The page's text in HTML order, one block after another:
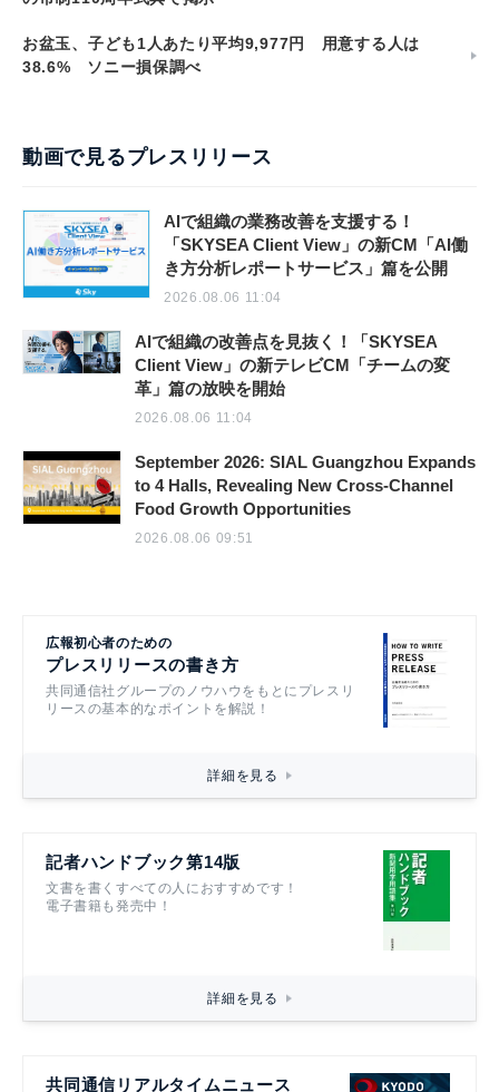
お盆玉、子ども1人あたり平均9,977円 用意する人は
38.6% ソニー損保調べ
動画で見るプレスリリース
AIで組織の業務改善を支援する！
「SKYSEA Client View」の新CM「AI働
き方分析レポートサービス」篇を公開
2026.08.06 11:04
AIで組織の改善点を見抜く！「SKYSEA
Client View」の新テレビCM「チームの変
革」篇の放映を開始
2026.08.06 11:04
September 2026: SIAL Guangzhou Expands
to 4 Halls, Revealing New Cross-Channel
Food Growth Opportunities
2026.08.06 09:51
広報初心者のための
プレスリリースの書き方
共同通信社グループのノウハウをもとにプレスリ
リースの基本的なポイントを解説！
詳細を見る
記者ハンドブック第14版
文書を書くすべての人におすすめです！
電子書籍も発売中！
詳細を見る
共同通信リアルタイムニュース